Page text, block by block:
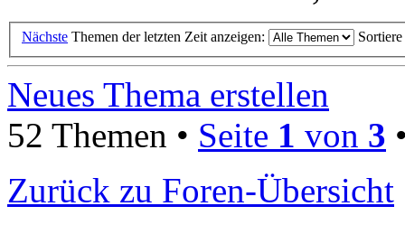
Nächste Themen der letzten Zeit anzeigen:
Neues Thema erstellen
52 Themen • Seite 1 von 3
Zurück zu Foren-Übersicht